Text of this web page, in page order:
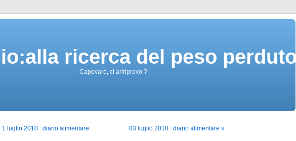
ricerca del peso perduto
Capovaro, ci aririprovo ?
1 luglio 2010 : diario alimentare 03 luglio 2010 : diario alimentare »